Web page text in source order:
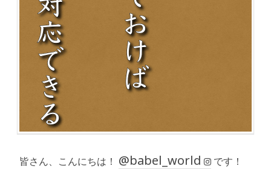
皆さん、こんにちは！ @babel_world
です！